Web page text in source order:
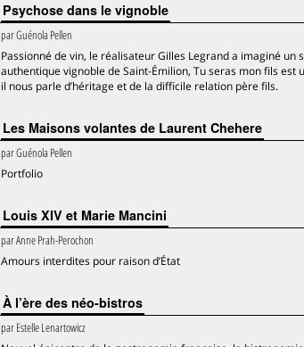
Psychose dans le vignoble
parGuénola Pellen
Passionné de vin, le réalisateur Gilles Legrand a imaginé
authentique vignoble de Saint-Émilion, Tu seras mon fils
il nous parle d’héritage et de la difficile relation père fils.
Les Maisons volantes de Laurent Chehere
parGuénola Pellen
Portfolio
Louis XIV et Marie Mancini
parAnne Prah-Perochon
Amours interdites pour raison d’État
À l’ère des néo-bistros
parEstelle Lenartowicz